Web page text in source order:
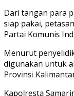
Dari tangan para
siap pakai,
Partai Komunis
Menurut
digunakan untuk
Provinsi
Kapolresta